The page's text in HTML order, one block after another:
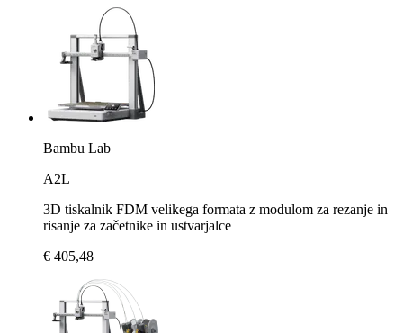
Bambu Lab
A2L
3D tiskalnik FDM velikega formata z modulom za rezanje in
risanje za začetnike in ustvarjalce
€ 405,48